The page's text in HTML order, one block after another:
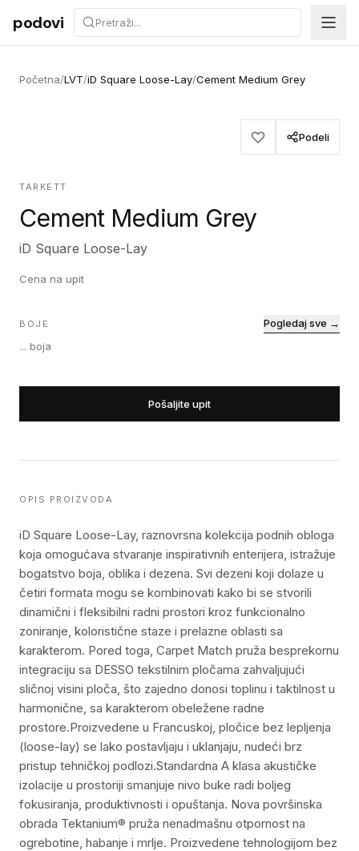
Preskoči na sadržaj
podovi
Početna/LVT/iD Square Loose-Lay/Cement Medium Grey
Podeli
TARKETT
Cement Medium Grey
iD Square Loose-Lay
Cena na upit
BOJE
... boja
Pogledaj sve →
Pošaljite upit
OPIS PROIZVODA
iD Square Loose-Lay, raznovrsna kolekcija podnih obloga
koja omogućava stvaranje inspirativnih enterijera, istražuje
bogatstvo boja, oblika i dezena. Svi dezeni koji dolaze u
četiri formata mogu se kombinovati kako bi se stvorili
dinamični i fleksibilni radni prostori kroz funkcionalno
zoniranje, koloristične staze i prelazne oblasti sa
karakterom. Pored toga, Carpet Match pruža besprekornu
integraciju sa DESSO tekstilnim pločama zahvaljujući
sličnoj visini ploča, što zajedno donosi toplinu i taktilnost u
harmonične, sa karakterom obeležene radne
prostore.Proizvedene u Francuskoj, pločice bez lepljenja
(loose-lay) se lako postavljaju i uklanjaju, nudeći brz
pristup tehničkoj podlozi.Standardna A klasa akustičke
izolacije u prostoriji smanjuje nivo buke radi boljeg
fokusiranja, produktivnosti i opuštanja. Nova površinska
obrada Tektanium® pruža nenadmašnu otpornost na
ogrebotine, habanje i mrlje. Proizvedene tehnologijom bez